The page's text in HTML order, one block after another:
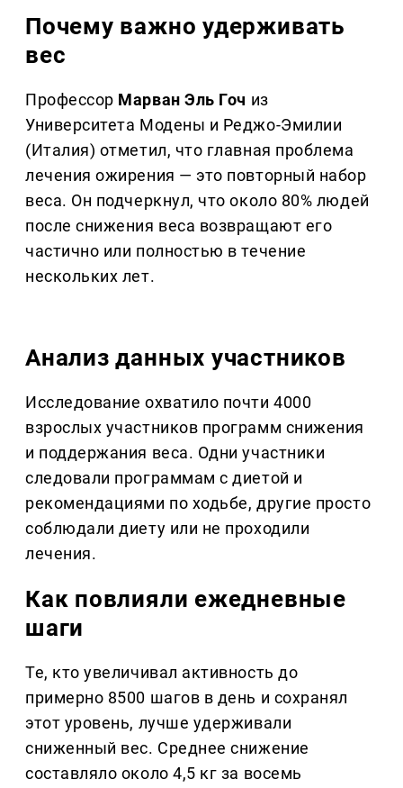
Почему важно удерживать
вес
Профессор Марван Эль Гоч из
Университета Модены и Реджо-Эмилии
(Италия) отметил, что главная проблема
лечения ожирения — это повторный набор
веса. Он подчеркнул, что около 80% людей
после снижения веса возвращают его
частично или полностью в течение
нескольких лет.
Анализ данных участников
Исследование охватило почти 4000
взрослых участников программ снижения
и поддержания веса. Одни участники
следовали программам с диетой и
рекомендациями по ходьбе, другие просто
соблюдали диету или не проходили
лечения.
Как повлияли ежедневные
шаги
Те, кто увеличивал активность до
примерно 8500 шагов в день и сохранял
этот уровень, лучше удерживали
сниженный вес. Среднее снижение
составляло около 4,5 кг за восемь